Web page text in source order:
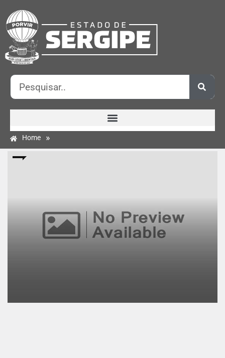
Home »